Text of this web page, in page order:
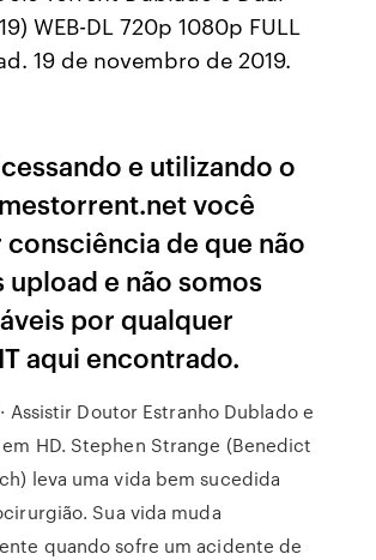
WEB-DL 720p 1080p FULL
19 de novembro de 2019.
e utilizando o
você
de que não
upload e não somos
por qualquer
aqui encontrado.
Assistir Doutor Estranho Dublado e
HD. Stephen Strange (Benedict
leva uma vida bem sucedida
Sua vida muda
quando sofre um acidente de